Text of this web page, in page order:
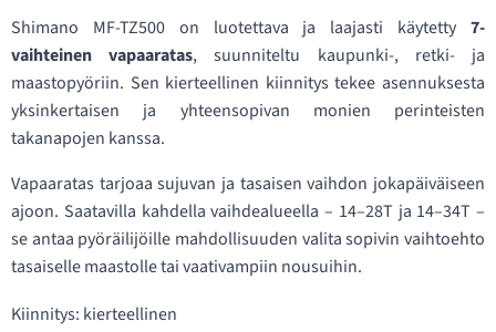
Shimano MF-TZ500 on luotettava ja laajasti käytetty 7-
vaihteinen vapaaratas, suunniteltu kaupunki-, retki- ja
maastopyöriin. Sen kierteellinen kiinnitys tekee asennuksesta
yksinkertaisen ja yhteensopivan monien perinteisten
takanapojen kanssa.
Vapaaratas tarjoaa sujuvan ja tasaisen vaihdon jokapäiväiseen
ajoon. Saatavilla kahdella vaihdealueella – 14–28T ja 14–34T –
se antaa pyöräilijöille mahdollisuuden valita sopivin vaihtoehto
tasaiselle maastolle tai vaativampiin nousuihin.
Kiinnitys: kierteellinen